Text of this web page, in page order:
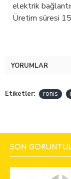
elektrik
Üretim süresi
YORUMLAR
Etiketler: ronis
SON